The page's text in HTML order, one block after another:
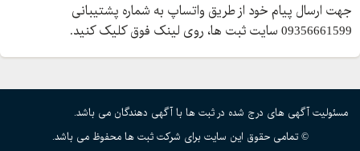
جهت ارسال پیام خود از طریق واتساپ به شماره پشتیبانی
09356661599 سایت ثبت ها، روی لینک فوق کلیک کنید.
مسئولیت آگهی های درج شده در ثبت ها با آگهی دهندگان می باشد.
© تمامی حقوق این سایت برای شرکت ثبت ها محفوظ می باشد.